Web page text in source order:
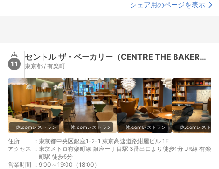
シェア用のページを表示
11
セントル ザ・ベーカリー（CENTRE THE BAKERY）
東京都 / 有楽町
一休.comレストラン 一休.comレストラン 一休.comレストラン 一休.comレストラ
住所 : 東京都中央区銀座1-2-1 東京高速道路紺屋ビル 1F
アクセス
: 東京メトロ有楽町線 銀座一丁目駅 3番出口より徒歩1分 JR線 有楽
町駅 徒歩5分
営業時間
: 9:00～19:00（18:00）